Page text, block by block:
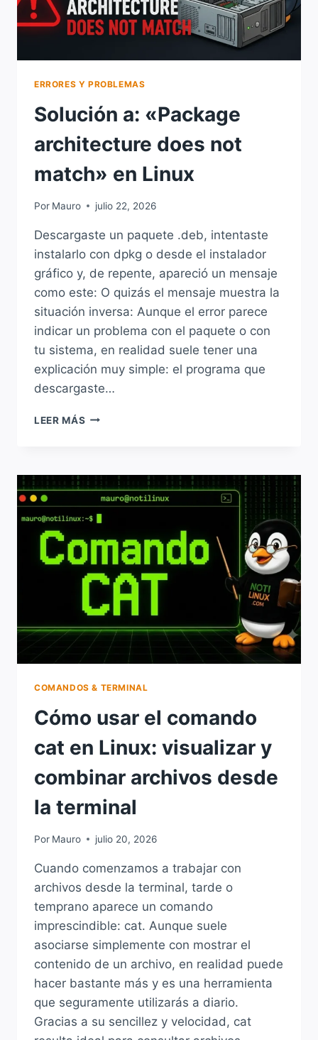
ERRORES Y PROBLEMAS
Solución a: «Package
architecture does not
match» en Linux
Por Mauro julio 22, 2026
Descargaste un paquete .deb, intentaste
instalarlo con dpkg o desde el instalador
gráfico y, de repente, apareció un mensaje
como este: O quizás el mensaje muestra la
situación inversa: Aunque el error parece
indicar un problema con el paquete o con
tu sistema, en realidad suele tener una
explicación muy simple: el programa que
descargaste…
LEER MÁS SOLUCIÓN
DOES
NOT
MATCH»
EN
COMANDOS & TERMINAL
Cómo usar el comando
cat en Linux: visualizar y
combinar archivos desde
la terminal
Por Mauro julio 20, 2026
Cuando comenzamos a trabajar con
archivos desde la terminal, tarde o
temprano aparece un comando
imprescindible: cat. Aunque suele
asociarse simplemente con mostrar el
contenido de un archivo, en realidad puede
hacer bastante más y es una herramienta
que seguramente utilizarás a diario.
Gracias a su sencillez y velocidad, cat